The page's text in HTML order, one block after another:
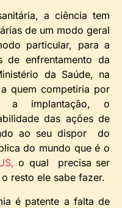
a ciência tem
de um modo geral
particular, para a
de enfrentamento da
da Saúde, na
quem competiria por
implantação, o
das ações de
ao seu dispor do
do mundo que é o
o qual precisa ser
resto ele sabe fazer.
é patente a falta de